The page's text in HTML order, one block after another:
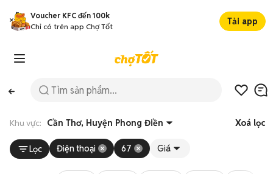
Voucher KFC đến 100k
Chỉ có trên app Chợ Tốt
Tải app
Khu vực: Cần Thơ, Huyện Phong Điền Xoá lọc
Lọc Điện thoại 67 Giá